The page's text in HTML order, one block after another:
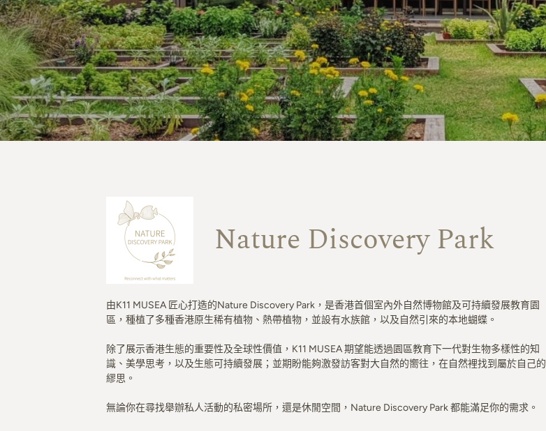
Nature Discovery Park
由K11 MUSEA 匠心打造的Nature Discovery Park，是香港首個室內外自然博物館及可持續發展教育園
區，種植了多種香港原生稀有植物、熱帶植物，並設有水族館，以及自然引來的本地蝴蝶。
除了展示香港生態的重要性及全球性價值，K11 MUSEA 期望能透過園區教育下一代對生物多樣性的知
識、美學思考，以及生態可持續發展；並期盼能夠激發訪客對大自然的嚮往，在自然裡找到屬於自己的
繆思。
無論你在尋找舉辦私人活動的私密場所，還是休閒空間，Nature Discovery Park 都能滿足你的需求。